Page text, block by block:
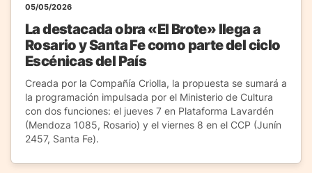
05/05/2026
La destacada obra «El Brote» llega a
Rosario y Santa Fe como parte del ciclo
Escénicas del País
Creada por la Compañía Criolla, la propuesta se sumará a
la programación impulsada por el Ministerio de Cultura
con dos funciones: el jueves 7 en Plataforma Lavardén
(Mendoza 1085, Rosario) y el viernes 8 en el CCP (Junín
2457, Santa Fe).